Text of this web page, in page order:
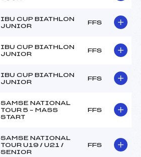
IBU CUP BIATHLON
JUNIOR
FFS
IBU CUP BIATHLON
JUNIOR
FFS
IBU CUP BIATHLON
JUNIOR
FFS
SAMSE NATIONAL
TOUR 5 – MASS
START
FFS
SAMSE NATIONAL
TOUR U19 / U21 /
SENIOR
FFS